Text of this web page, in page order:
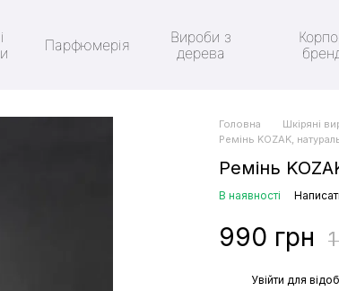
Парфюмерія
Вироби з
дерева
Головна Шкіряні
Ремінь KOZAK,
Ремінь
В наявності
990 грн
Увійти для